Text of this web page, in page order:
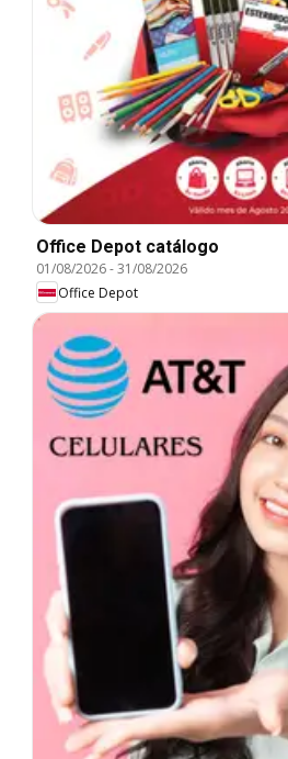
Office Depot catálogo
01/08/2026-31/08/2026
Office Depot